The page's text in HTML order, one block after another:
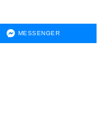
MESSENGER